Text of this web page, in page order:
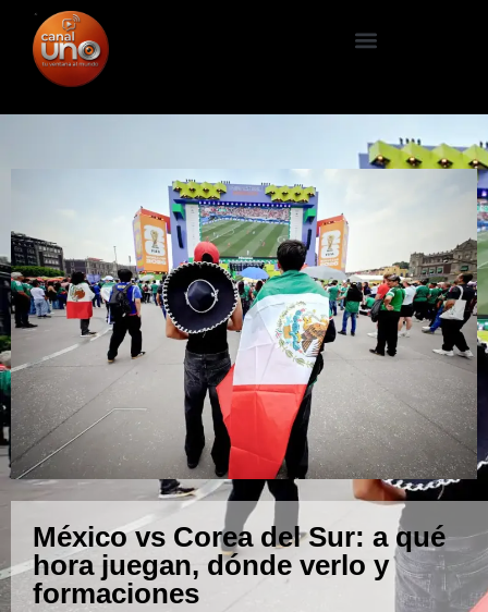
México vs Corea del Sur: a qué
hora juegan, dónde verlo y
formaciones